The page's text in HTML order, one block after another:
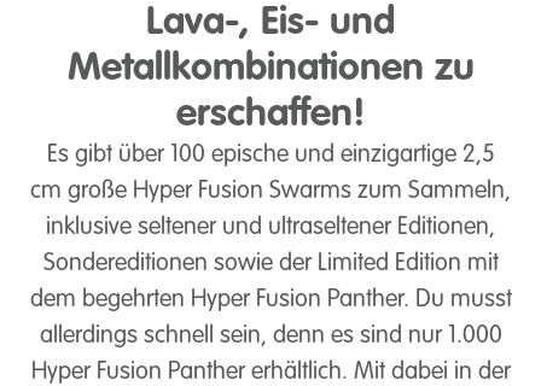
Lava-, Eis- und
Metallkombinationen zu
erschaffen!
Es gibt über 100 epische und einzigartige 2,5
cm große Hyper Fusion Swarms zum Sammeln,
inklusive seltener und ultraseltener Editionen,
Sondereditionen sowie der Limited Edition mit
dem begehrten Hyper Fusion Panther. Du musst
allerdings schnell sein, denn es sind nur 1.000
Hyper Fusion Panther erhältlich. Mit dabei in der